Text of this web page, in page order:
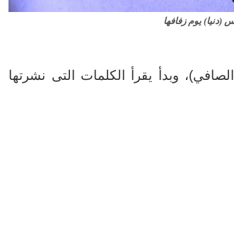
(دنيا) يوم زفافها
وبدأ يقرأ الكلمات التى نشرتها